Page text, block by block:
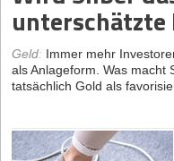
Geld: Immer mehr
als Anlageform. Was macht
tatsächlich Gold als